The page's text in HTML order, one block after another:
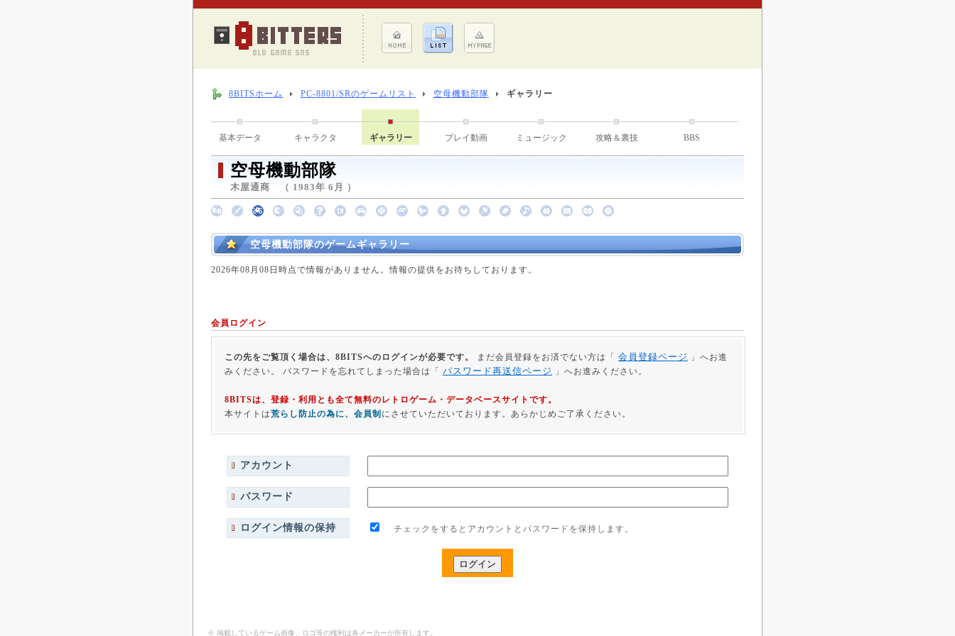
8BITSホーム PC-8801/SRのゲームリスト 空母機動部隊 ギャラリー
基本データ キャラクタ ギャラリー プレイ動画 ミュージック 攻略＆裏技 BBS
空母機動部隊
木屋通商 （ 1983年 6月 ）
空母機動部隊のゲームギャラリー
2026年08月08日時点で情報がありません。情報の提供をお待ちしております。
会員ログイン
この先をご覧頂く場合は、8BITSへのログインが必要です。 まだ会員登録をお済でない方は「 会員登録ページ
」へお進
みください。 パスワードを忘れてしまった場合は「 パスワード再送信ページ 」へお進みください。
8BITSは、登録・利用とも全て無料のレトロゲーム・データベースサイトです。
本サイトは荒らし防止の為に、会員制 にさせていただいております。あらかじめご了承ください。
アカウント
パスワード
ログイン情報の保持 チェックをするとアカウントとパスワードを保持します。
※ 掲載しているゲーム画像、ロゴ等の権利は各メーカーが所有します。